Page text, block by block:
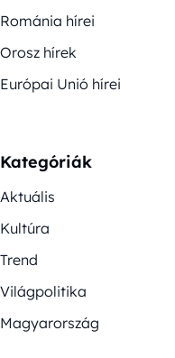
Románia hírei
Orosz hírek
Európai Unió hírei
Kategóriák
Aktuális
Kultúra
Trend
Világpolitika
Magyarország